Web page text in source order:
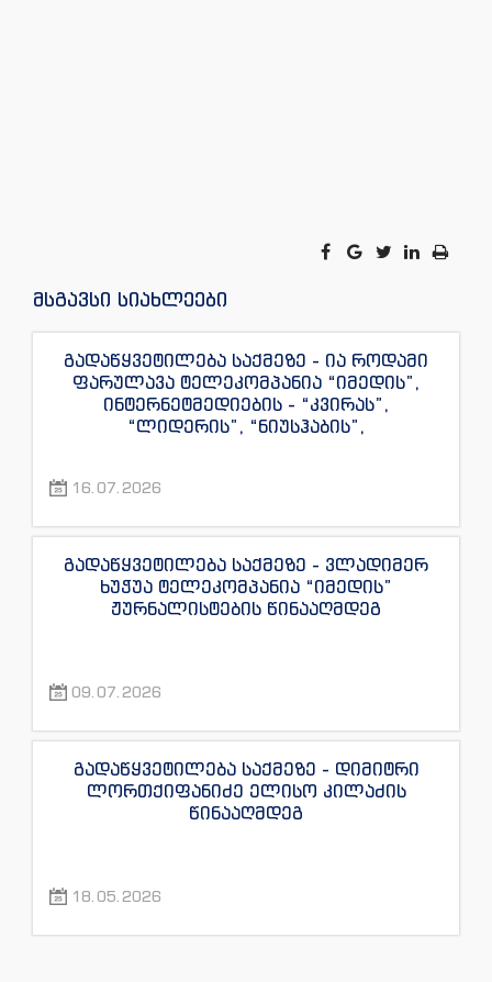
მსგავსი სიახლეები
გადაწყვეტილება საქმეზე - ია როდამი
ფარულავა ტელეკომპანია “იმედის”,
ინტერნეტმედიების - “კვირას”,
“ლიდერის”, “ნიუსჰაბის”,
“ექსკლუზივტივის” ჟურნალისტების
16.07.2026
გადაწყვეტილება საქმეზე - ვლადიმერ
ხუჭუა ტელეკომპანია “იმედის”
ჟურნალისტების წინააღმდეგ
09.07.2026
გადაწყვეტილება საქმეზე - დიმიტრი
ლორთქიფანიძე ელისო კილაძის
წინააღმდეგ
18.05.2026